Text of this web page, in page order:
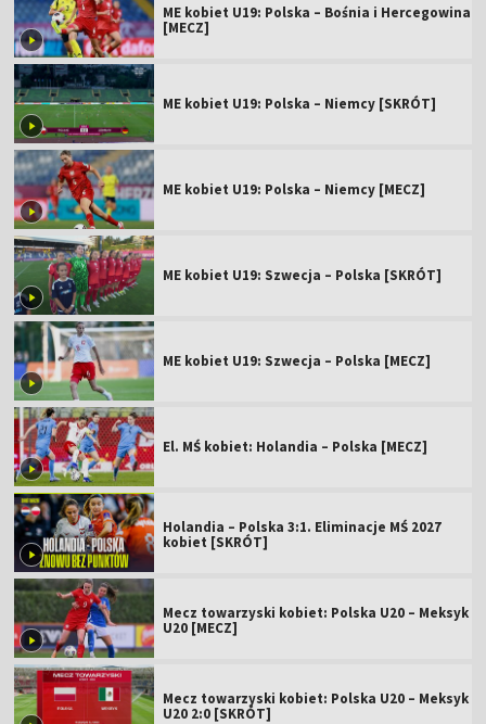
ME kobiet U19: Polska – Bośnia i Hercegowina
[MECZ]
ME kobiet U19: Polska – Niemcy [SKRÓT]
ME kobiet U19: Polska – Niemcy [MECZ]
ME kobiet U19: Szwecja – Polska [SKRÓT]
ME kobiet U19: Szwecja – Polska [MECZ]
El. MŚ kobiet: Holandia – Polska [MECZ]
Holandia – Polska 3:1. Eliminacje MŚ 2027
kobiet [SKRÓT]
Mecz towarzyski kobiet: Polska U20 – Meksyk
U20 [MECZ]
Mecz towarzyski kobiet: Polska U20 – Meksyk
U20 2:0 [SKRÓT]